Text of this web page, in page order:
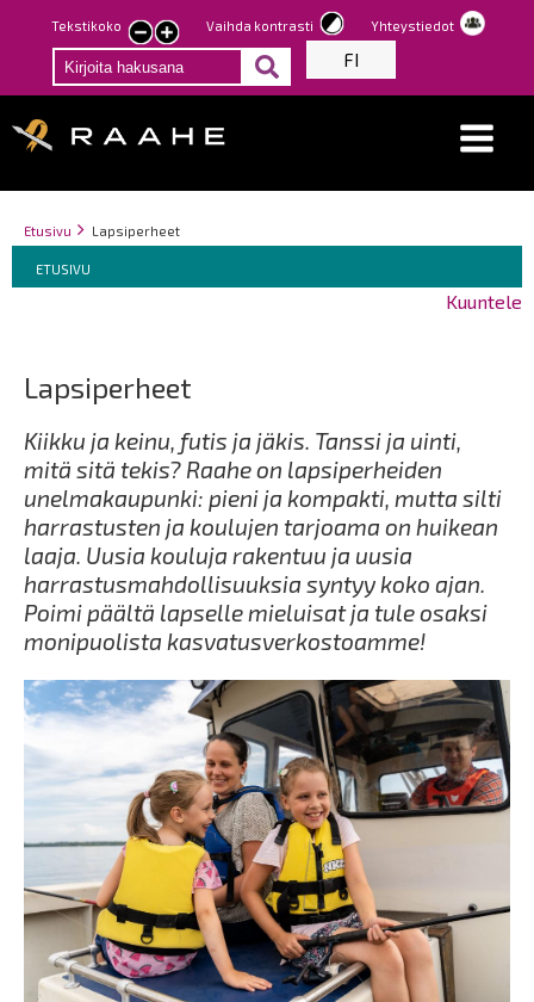
Hyppää
pääsisältöön
Tekstikoko
Pienennä
tekstin
kokoa
Suurenna
tekstin
kokoa
Vaihda kontrasti Yhteystiedot
FI
Breadcrumbs
You
here:
Etusivu Lapsiperheet
Breadcrumbs
You
are
ETUSIVU
Kuuntele
Lapsiperheet
Kiikku ja keinu, futis ja jäkis. Tanssi ja uinti,
mitä sitä tekis? Raahe on lapsiperheiden
unelmakaupunki: pieni ja kompakti, mutta silti
harrastusten ja koulujen tarjoama on huikean
laaja. Uusia kouluja rakentuu ja uusia
harrastusmahdollisuuksia syntyy koko ajan.
Poimi päältä lapselle mieluisat ja tule osaksi
monipuolista kasvatusverkostoamme!